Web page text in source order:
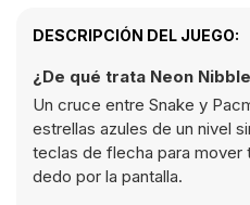
DESCRIPCIÓN DEL JUEGO:
¿De qué trata Neon
Un cruce entre Snake y
estrellas azules de un nivel
teclas de flecha para mover
dedo por la pantalla.